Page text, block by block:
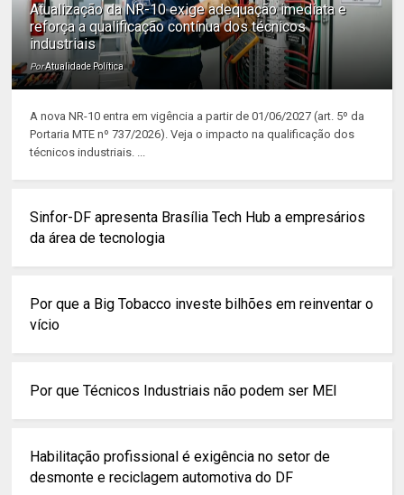
Atualização da NR-10 exige adequação imediata e
reforça a qualificação contínua dos técnicos
industriais
PorAtualidade Política
A nova NR-10 entra em vigência a partir de 01/06/2027 (art. 5º da
Portaria MTE nº 737/2026). Veja o impacto na qualificação dos
técnicos industriais. ...
Sinfor-DF apresenta Brasília Tech Hub a empresários
da área de tecnologia
Por que a Big Tobacco investe bilhões em reinventar o
vício
Por que Técnicos Industriais não podem ser MEI
Habilitação profissional é exigência no setor de
desmonte e reciclagem automotiva do DF